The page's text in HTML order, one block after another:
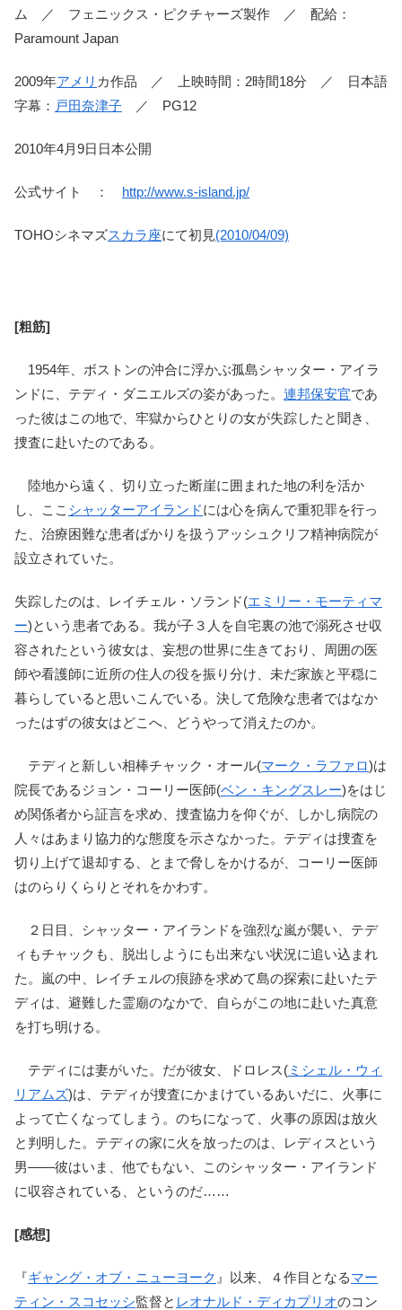
ム ／ フェニックス・ピクチャーズ製作 ／ 配給：
Paramount Japan
2009年アメリ カ作品 ／ 上映時間：2時間18分 ／ 日本語
字幕： 戸田奈津子 ／ PG12
2010年4月9日日本公開
公式サイト ： http://www.s-island.jp/
TOHOシネマズスカラ座にて初見(2010/04/09)
[粗筋]
1954年、ボストンの沖合に浮かぶ孤島シャッター・アイラ
ンドに、テディ・ダニエルズの姿があった。 連邦保安官であ
った彼はこの地で、牢獄からひとりの女が失踪したと聞き、
捜査に赴いたのである。
陸地から遠く、切り立った断崖に囲まれた地の利を活か
し、ここ シャッターアイランドには心を病んで重犯罪を行っ
た、治療困難な患者ばかりを扱うアッシュクリフ精神病院が
設立されていた。
失踪したのは、レイチェル・ソランド(エミリー・モーティマ
ー)という患者である。我が子３人を自宅裏の池で溺死させ収
容されたという彼女は、妄想の世界に生きており、周囲の医
師や看護師に近所の住人の役を振り分け、未だ家族と平穏に
暮らしていると思いこんでいる。決して危険な患者ではなか
ったはずの彼女はどこへ、どうやって消えたのか。
テディと新しい相棒チャック・オール(マーク・ラファロ)は
院長であるジョン・コーリー医師(ベン・キングスレー)をはじ
め関係者から証言を求め、捜査協力を仰ぐが、しかし病院の
人々はあまり協力的な態度を示さなかった。テディは捜査を
切り上げて退却する、とまで脅しをかけるが、コーリー医師
はのらりくらりとそれをかわす。
２日目、シャッター・アイランドを強烈な嵐が襲い、テデ
ィもチャックも、脱出しようにも出来ない状況に追い込まれ
た。嵐の中、レイチェルの痕跡を求めて島の探索に赴いたテ
ディは、避難した霊廟のなかで、自らがこの地に赴いた真意
を打ち明ける。
テディには妻がいた。だが彼女、ドロレス(ミシェル・ウィ
リアムズ)は、テディが捜査にかまけているあいだに、火事に
よって亡くなってしまう。のちになって、火事の原因は放火
と判明した。テディの家に火を放ったのは、レディスという
男――彼はいま、他でもない、このシャッター・アイランド
に収容されている、というのだ……
[感想]
『ギャング・オブ・ニューヨーク 』以来、４作目となるマー
ティン・スコセッシ監督と レオナルド・ディカプリオのコン